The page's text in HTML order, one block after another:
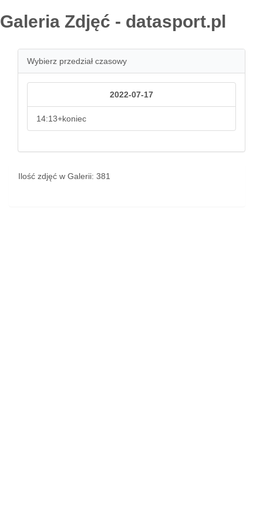
Galeria Zdjęć - datasport.pl
Wybierz przedział czasowy
2022-07-17
14:13+koniec
Ilość zdjęć w Galerii: 381